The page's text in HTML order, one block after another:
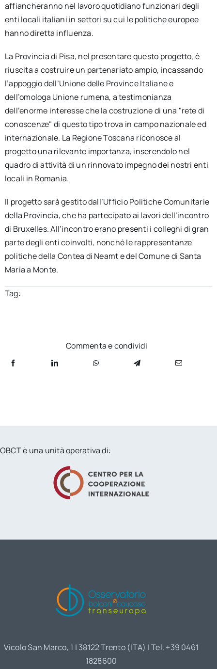
affiancheranno nel lavoro quotidiano funzionari degli
enti locali italiani in settori su cui le politiche europee
hanno diretta influenza.
La Provincia di Pisa, nel presentare questo progetto, è
riuscita a costruire un partenariato ampio, incassando
l’appoggio dell’Unione delle Province Italiane e
dell’omologa Unione rumena, a testimonianza
dell’enorme interesse che la costruzione di una "rete di
conoscenze" di questo tipo trova in campo nazionale ed
internazionale. La Regione Toscana riconosce al
progetto una rilevante importanza, inserendolo nel
quadro di attività di un rinnovato impegno dei nostri enti
locali in Romania.
Il progetto sarà gestito dall’Ufficio Politiche Comunitarie
della Provincia, che ha partecipato ai lavori dell’incontro
di Bruxelles. All’incontro erano presenti i colleghi di gran
parte degli enti coinvolti, nonché le rappresentanze
politiche della Contea di Neamt e del Comune di Santa
Maria a Monte.
Tag:
Commenta e condividi
OBCT è una unità operativa di:
Vicolo San Marco, 1 | 38122 Trento (ITA) | Tel. +39 0461
1828600